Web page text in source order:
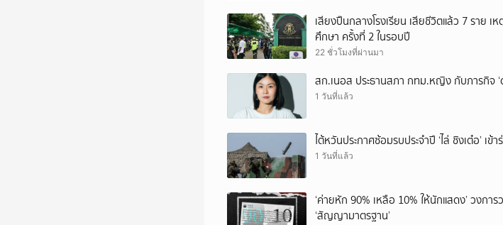
เสียงปืนกลางโรงเรียน เสียชีวิตแล้ว 7 ราย
ศึกษา ครั้งที่ 2 ในรอบปี
22 ชั่วโมงที่ผ่านมา
สก.เนอส ประธานสภา กทม.หญิง กับภารกิจ ‘
1 วันที่แล้ว
ไต้หวันประกาศซ้อมรบประจำปี ‘ไล่ ชิงเต๋อ’ เ
1 วันที่แล้ว
‘ค่ายหัก 90% เหลือ 10% ให้นักแสดง’ วงกา
‘สัญญามาตรฐาน’